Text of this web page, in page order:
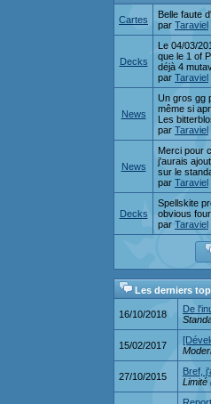
Cartes
Belle faute
par Taraviel
Decks
Le 04/03/
que le 1 of
déjà 4
par Taraviel
News
Un gros gg
même si
Les
par Taraviel
News
Merci pour
j'aurais
sur le
par Taraviel
Decks
Spellskite
obvious four
par Taraviel
Les derniers
16/10/2018
De
15/02/2017
27/10/2015
Bref,
Limité